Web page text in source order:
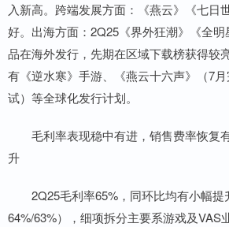
入新高。跨端发展方面：《燕云》《七日
好。出海方面：2Q25《界外狂潮》《全
品在海外发行，先期在区域下载榜获得较
有《逆水寒》手游、《燕云十六声》（7
试）等全球化发行计划。
毛利率表现稳中有进，销售费率恢复
升
2Q25毛利率65%，同环比均有小幅提
64%/63%），细项拆分主要系游戏及VAS